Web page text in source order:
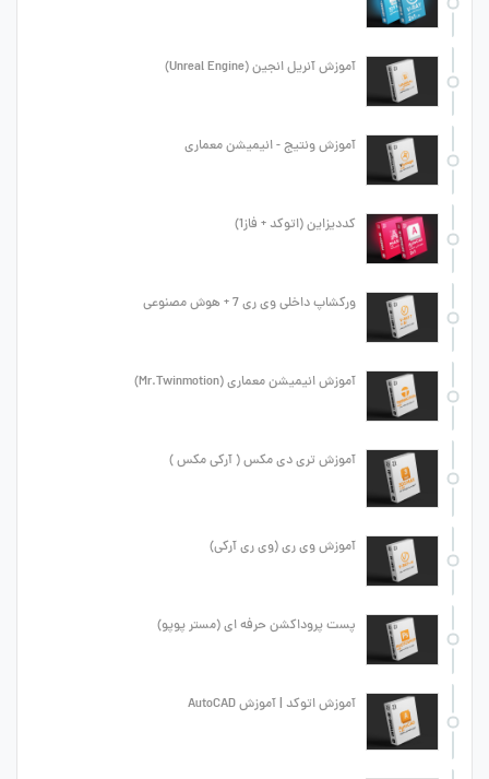
آموزش آنریل انجین (Unreal Engine)
آموزش ونتیج - انیمیشن معماری
کددیزاین (اتوکد + فاز1)
ورکشاپ داخلی وی ری 7 + هوش مصنوعی
آموزش انیمیشن معماری (Mr.Twinmotion)
آموزش تری دی مکس ( آرکی مکس )
آموزش وی ری (وی ری آرکی)
پست پروداکشن حرفه ای (مستر پوپو)
آموزش اتوکد | آموزش AutoCAD